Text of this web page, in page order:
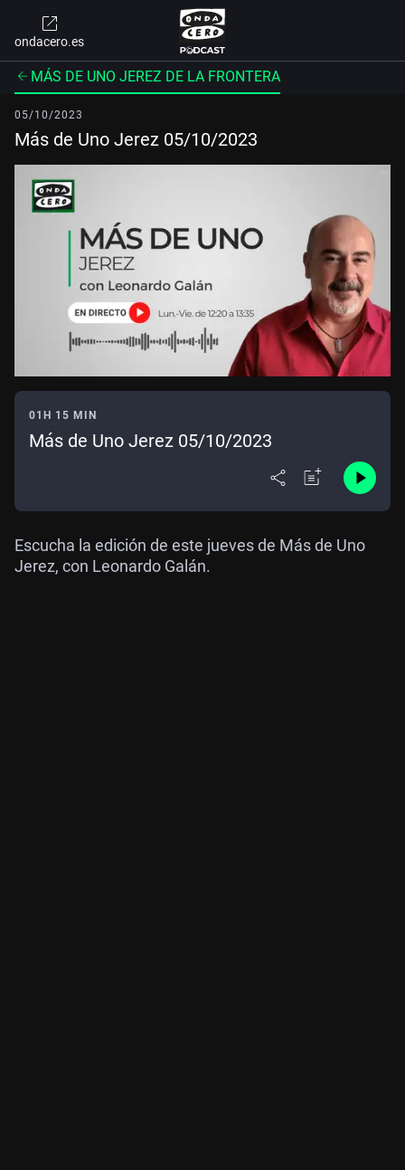
ondacero.es
MÁS DE UNO JEREZ DE LA FRONTERA
05/10/2023
Más de Uno Jerez 05/10/2023
01H 15 MIN
Más de Uno Jerez 05/10/2023
Escucha la edición de este jueves de Más de Uno
Jerez, con Leonardo Galán.